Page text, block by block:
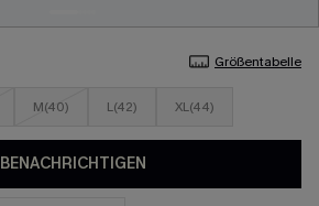
Größentabelle
M(40) L(42) XL(44)
BENACHRICHTIGEN